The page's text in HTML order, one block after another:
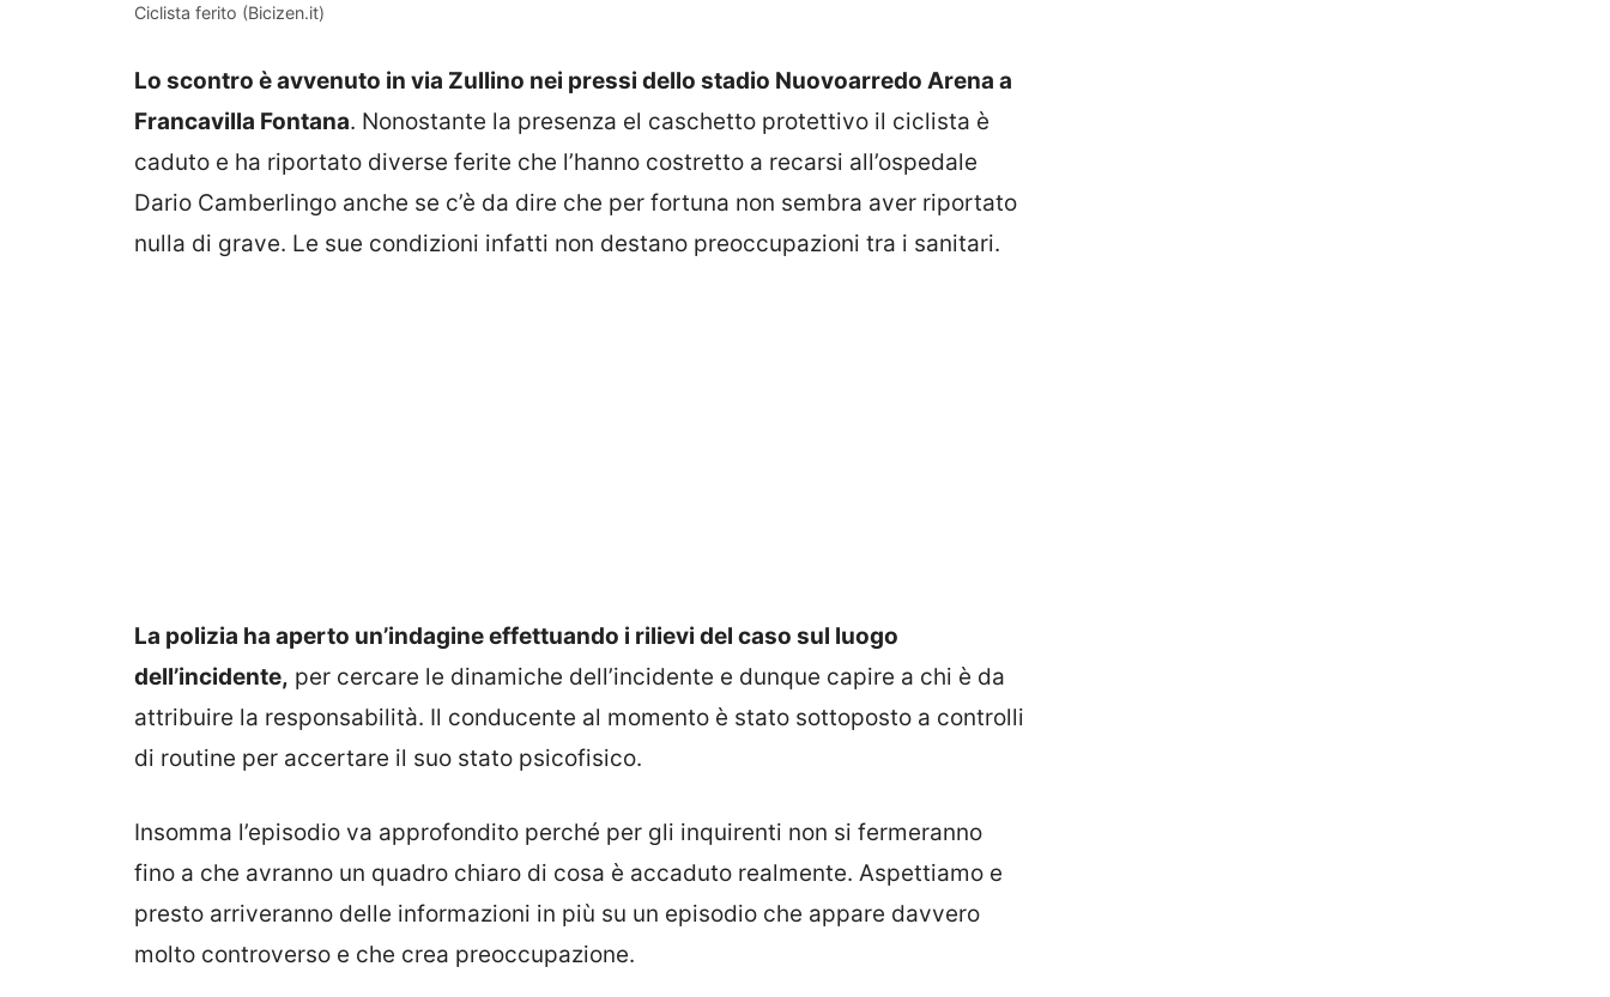
Ciclista ferito (Bicizen.it)
Lo scontro è avvenuto in via Zullino nei pressi dello stadio Nuovoarredo Arena a
Francavilla Fontana. Nonostante la presenza el caschetto protettivo il ciclista è
caduto e ha riportato diverse ferite che l’hanno costretto a recarsi all’ospedale
Dario Camberlingo anche se c’è da dire che per fortuna non sembra aver riportato
nulla di grave. Le sue condizioni infatti non destano preoccupazioni tra i sanitari.
La polizia ha aperto un’indagine effettuando i rilievi del caso sul luogo
dell’incidente, per cercare le dinamiche dell’incidente e dunque capire a chi è da
attribuire la responsabilità. Il conducente al momento è stato sottoposto a controlli
di routine per accertare il suo stato psicofisico.
Insomma l’episodio va approfondito perché per gli inquirenti non si fermeranno
fino a che avranno un quadro chiaro di cosa è accaduto realmente. Aspettiamo e
presto arriveranno delle informazioni in più su un episodio che appare davvero
molto controverso e che crea preoccupazione.